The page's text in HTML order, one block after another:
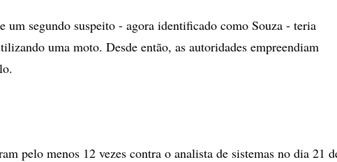
um segundo suspeito - agora identificado como Souza - teria
uma moto. Desde então, as autoridades empreendiam
pelo menos 12 vezes contra o analista de sistemas no dia 21